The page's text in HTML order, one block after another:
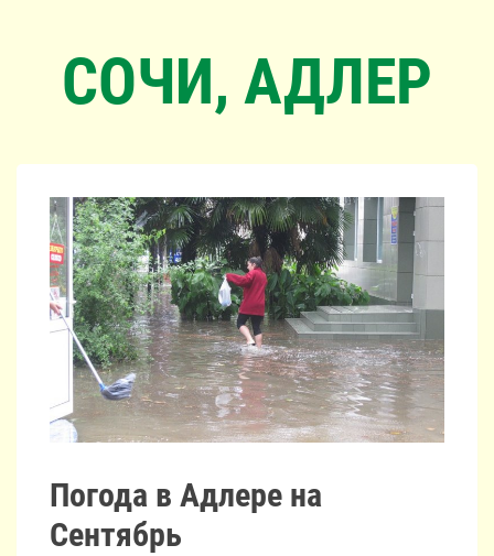
СОЧИ, АДЛЕР
Погода в Адлере на
Сентябрь